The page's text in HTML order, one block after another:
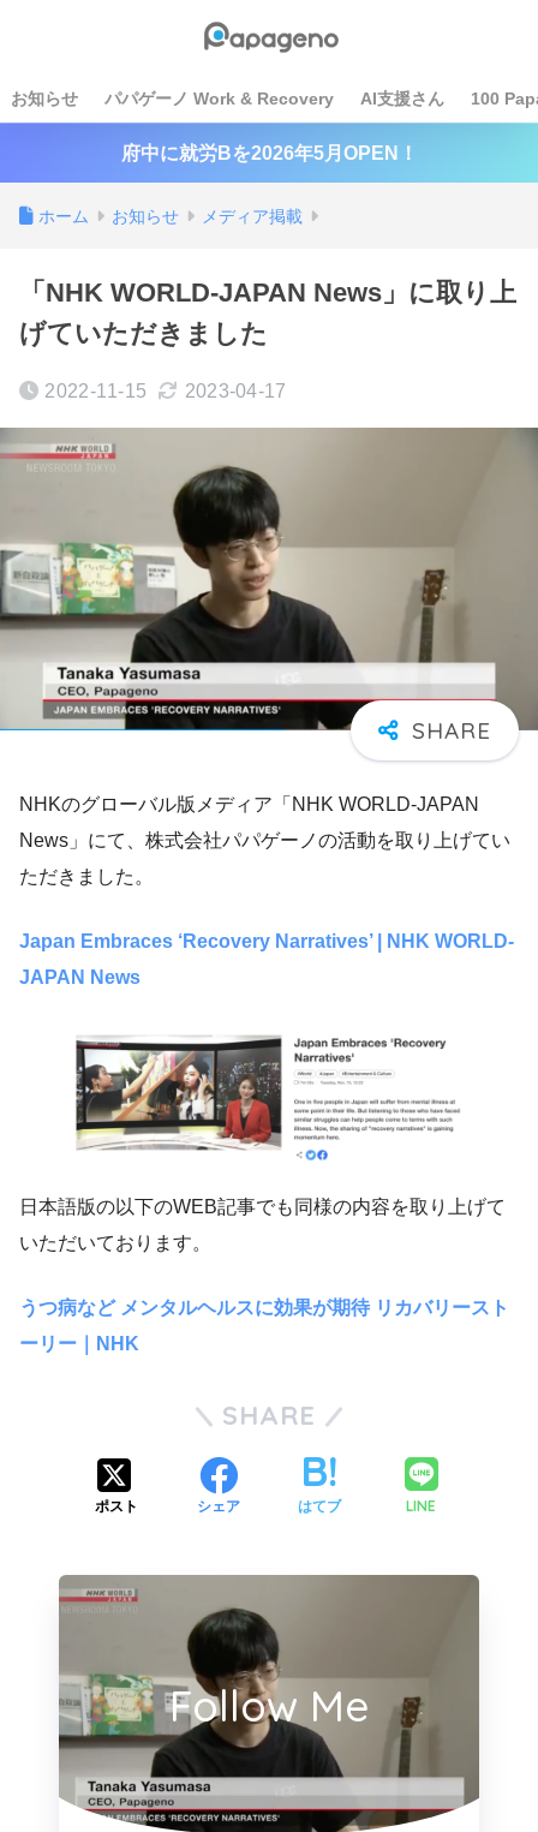
お知らせ パパゲーノ Work & Recovery AI支援さん 100
府中に就労Bを2026年5月OPEN！
ホーム お知らせ メディア掲載
「NHK WORLD-JAPAN News」に取り上
げていただきました
2022-11-15 2023-04-17
NHKのグローバル版メディア「NHK WORLD-JAPAN
News」にて、株式会社パパゲーノの活動を取り上げてい
ただきました。
Japan Embraces ‘Recovery Narratives’ | NHK WORLD-
JAPAN News
日本語版の以下のWEB記事でも同様の内容を取り上げて
いただいております。
うつ病など メンタルヘルスに効果が期待 リカバリースト
ーリー｜NHK
SHARE
ポスト シェア はてブ LINE
Follow Me